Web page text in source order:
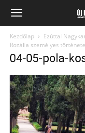
Kezdőlap
Ezúttal
Rozália személyes
04-05-pola-